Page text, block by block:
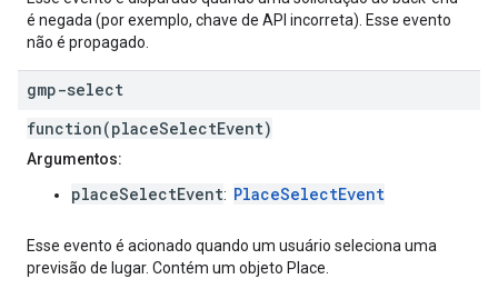
é negada (por exemplo, chave de API incorreta). Esse evento
não é propagado.
gmp-select
function(placeSelectEvent)
Argumentos:
placeSelectEvent: PlaceSelectEvent
Esse evento é acionado quando um usuário seleciona uma
previsão de lugar. Contém um objeto Place.